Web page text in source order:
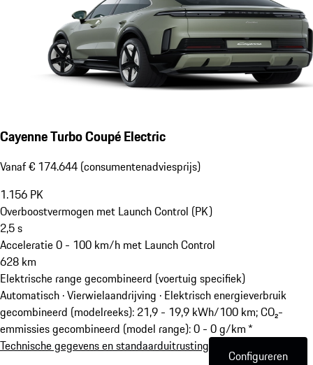
Cayenne Turbo Coupé Electric
Vanaf € 174.644 (consumentenadviesprijs)
1.156 PK
Overboostvermogen met Launch Control (PK)
2,5s
Acceleratie 0 - 100 km/h met Launch Control
628 km
Elektrische range gecombineerd (voertuig specifiek)
Automatisch · Vierwielaandrijving · Elektrisch energieverbruik
gecombineerd (modelreeks): 21,9 - 19,9 kWh/100 km; CO₂-
emmissies gecombineerd (model range): 0 - 0 g/km *
Technische gegevens en standaarduitrusting
Configureren